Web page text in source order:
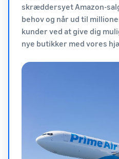
skræddersyet Amazon-
behov og når ud til
kunder ved at give dig
nye butikker med vores